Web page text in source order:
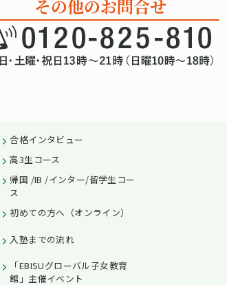
合格インタビュー
高3生コース
帰国 /IB /インター/留学生コー
ス
初めての方へ（オンライン）
入塾までの流れ
「EBISUグローバル子女教育
館」主催イベント